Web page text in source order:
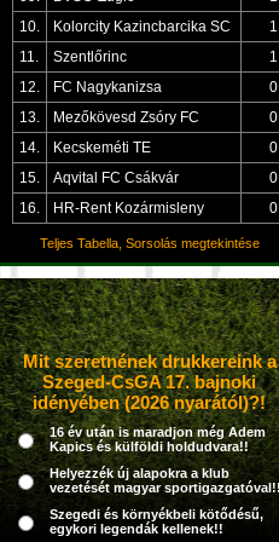
10.
Kolorcity Kazincbarcika SC
1
11.
Szentlőrinc
1
12.
FC Nagykanizsa
0
13.
Mezőkövesd Zsóry FC
0
14.
Kecskeméti TE
0
15.
Aqvital FC Csákvár
0
16.
HR-Rent Kozármisleny 0
Teljes Tabella, Sorsolás megtekintése
Mit szeretnének drukkereink a
Szeged-CsGA 17. bajnoki
idényében (2026 nyarától)?!
16 év után is maradjon még Adem
Kapics és külföldi holdudvara!!
Helyezzék új alapokra a klub
vezetését magyar
Szegedi és környékbeli kötődésű,
egykori legendák kellenek!!